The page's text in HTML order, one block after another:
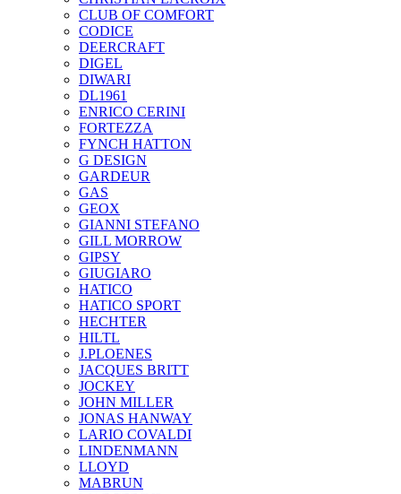
CLUB OF COMFORT
CODICE
DEERCRAFT
DIGEL
DIWARI
DL1961
ENRICO CERINI
FORTEZZA
FYNCH HATTON
G DESIGN
GARDEUR
GAS
GEOX
GIANNI STEFANO
GILL MORROW
GIPSY
GIUGIARO
HATICO
HATICO SPORT
HECHTER
HILTL
J.PLOENES
JAСQUES BRITT
JOCKEY
JOHN MILLER
JONAS HANWAY
LARIO COVALDI
LINDENMANN
LLOYD
MABRUN